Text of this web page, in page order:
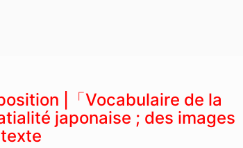
|「Vocabulaire de la
japonaise ; des images